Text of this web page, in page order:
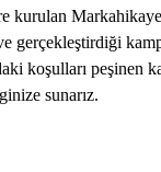
kurulan
gerçekleştirdiği
koşulları peşinen
sunarız.